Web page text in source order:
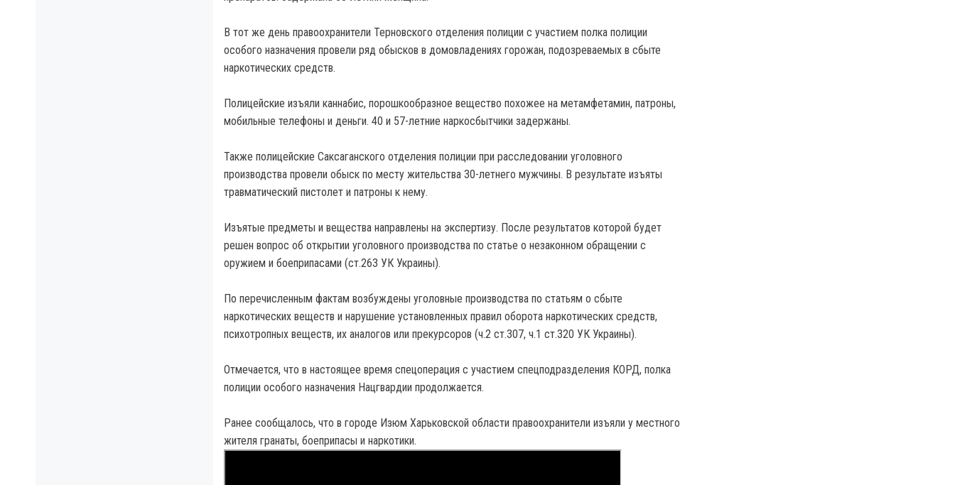
В тот же день правоохранители Терновского отделения полиции с участием полка полиции
особого назначения провели ряд обысков в домовладениях горожан, подозреваемых в сбыте
наркотических средств.
Полицейские изъяли каннабис, порошкообразное вещество похожее на метамфетамин, патроны,
мобильные телефоны и деньги. 40 и 57-летние наркосбытчики задержаны.
Также полицейские Саксаганского отделения полиции при расследовании уголовного
производства провели обыск по месту жительства 30-летнего мужчины. В результате изъяты
травматический пистолет и патроны к нему.
Изъятые предметы и вещества направлены на экспертизу. После результатов которой будет
решен вопрос об открытии уголовного производства по статье о незаконном обращении с
оружием и боеприпасами (ст.263 УК Украины).
По перечисленным фактам возбуждены уголовные производства по статьям о сбыте
наркотических веществ и нарушение установленных правил оборота наркотических средств,
психотропных веществ, их аналогов или прекурсоров (ч.2 ст.307, ч.1 ст.320 УК Украины).
Отмечается, что в настоящее время спецоперация с участием спецподразделения КОРД, полка
полиции особого назначения Нацгвардии продолжается.
Ранее сообщалось, что в городе Изюм Харьковской области правоохранители изъяли у местного
жителя гранаты, боеприпасы и наркотики.